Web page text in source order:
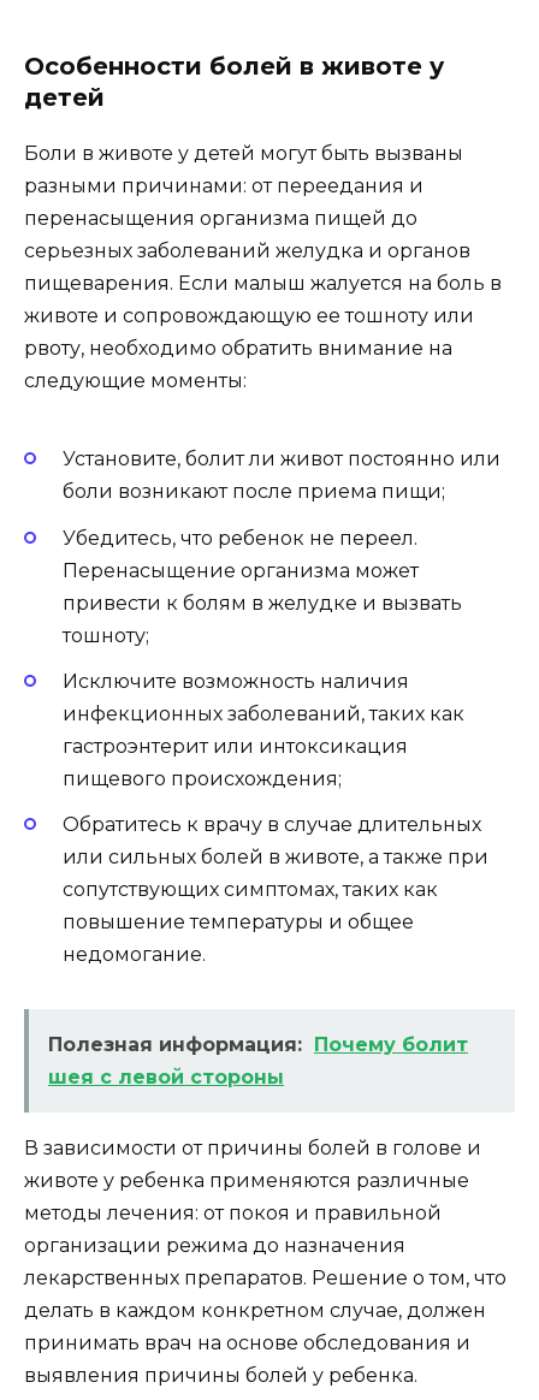
Особенности болей в животе у
детей
Боли в животе у детей могут быть вызваны
разными причинами: от переедания и
перенасыщения организма пищей до
серьезных заболеваний желудка и органов
пищеварения. Если малыш жалуется на боль в
животе и сопровождающую ее тошноту или
рвоту, необходимо обратить внимание на
следующие моменты:
Установите, болит ли живот постоянно или
боли возникают после приема пищи;
Убедитесь, что ребенок не переел.
Перенасыщение организма может
привести к болям в желудке и вызвать
тошноту;
Исключите возможность наличия
инфекционных заболеваний, таких как
гастроэнтерит или интоксикация
пищевого происхождения;
Обратитесь к врачу в случае длительных
или сильных болей в животе, а также при
сопутствующих симптомах, таких как
повышение температуры и общее
недомогание.
Полезная информация: Почему болит
шея с левой стороны
В зависимости от причины болей в голове и
животе у ребенка применяются различные
методы лечения: от покоя и правильной
организации режима до назначения
лекарственных препаратов. Решение о том, что
делать в каждом конкретном случае, должен
принимать врач на основе обследования и
выявления причины болей у ребенка.